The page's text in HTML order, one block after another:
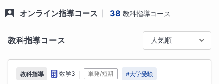
積み上げていきます。この一貫した流れにより、計算
力だけでなく、読解力・論理力・説明力までもが養わ
れ、入試の記述式問題にも対応できる真の基礎力が身
につきます。
✅ 他の講師とは一線を画す5つの強み
武蔵野大🌸
日本女子大🌸
西南学院大🌸
【高校受験】
公立高校🌸
オンライン指導コース 38 教科指導コース
教科指導コース 人気順
教科指導 数学3 単発/短期 #大学受験